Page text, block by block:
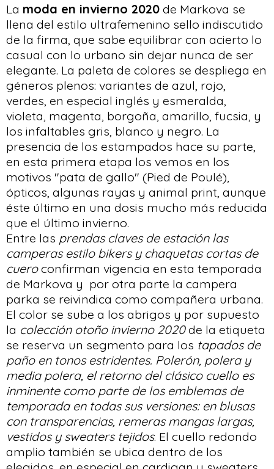
La moda en invierno 2020 de Markova se
llena del estilo ultrafemenino sello indiscutido
de la firma, que sabe equilibrar con acierto lo
casual con lo urbano sin dejar nunca de ser
elegante. La paleta de colores se despliega en
géneros plenos: variantes de azul, rojo,
verdes, en especial inglés y esmeralda,
violeta, magenta, borgoña, amarillo, fucsia, y
los infaltables gris, blanco y negro. La
presencia de los estampados hace su parte,
en esta primera etapa los vemos en los
motivos "pata de gallo" (Pied de Poulé),
ópticos, algunas rayas y animal print, aunque
éste último en una dosis mucho más reducida
que el último invierno.
Entre las prendas claves de estación las
camperas estilo bikers y chaquetas cortas de
cueroconfirman vigencia en esta temporada
de Markova y por otra parte la campera
parka se reivindica como compañera urbana.
El color se sube a los abrigos y por supuesto
la colección otoño invierno 2020de la etiqueta
se reserva un segmento para los tapados de
paño en tonos estridentes. Polerón, polera y
media polera, el retorno del clásico cuello es
inminente como parte de los emblemas de
temporada en todas sus versiones: en blusas
con transparencias, remeras mangas largas,
vestidos y sweaters tejidos. El cuello redondo
amplio también se ubica dentro de los